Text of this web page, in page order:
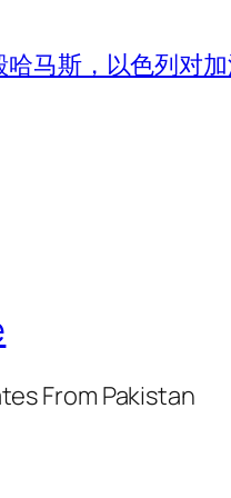
马斯，以色列对
From Pakistan